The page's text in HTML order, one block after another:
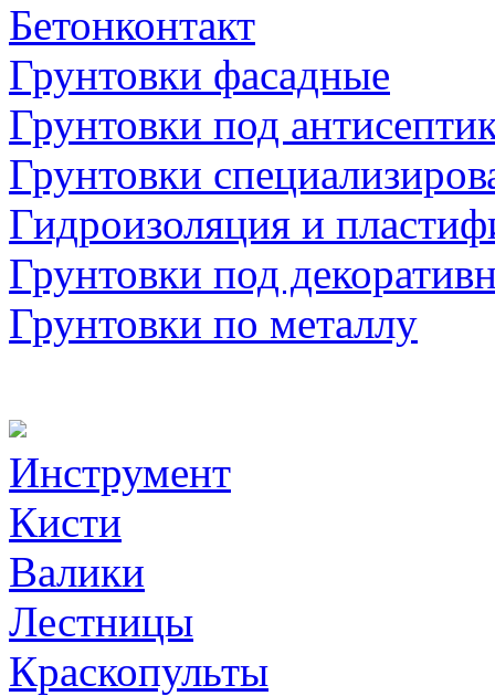
Бетонконтакт
Грунтовки фасадные
Грунтовки под
Грунтовки
Гидроизоляция и
Грунтовки под
Грунтовки по металлу
Инструмент
Кисти
Валики
Лестницы
Краскопульты